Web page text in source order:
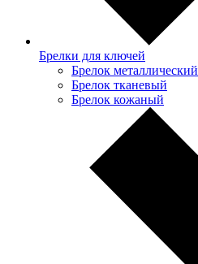
Брелки для ключей
Брелок металлический
Брелок тканевый
Брелок кожаный